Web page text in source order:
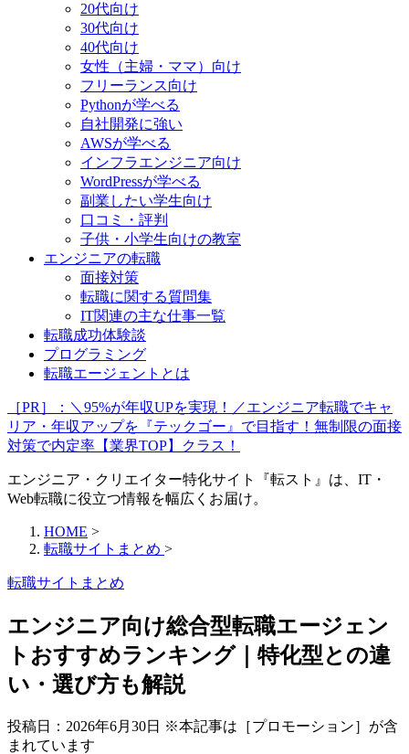
20代向け
30代向け
40代向け
女性（主婦・ママ）向け
フリーランス向け
Pythonが学べる
自社開発に強い
AWSが学べる
インフラエンジニア向け
WordPressが学べる
副業したい学生向け
口コミ・評判
子供・小学生向けの教室
エンジニアの転職
面接対策
転職に関する質問集
IT関連の主な仕事一覧
転職成功体験談
プログラミング
転職エージェントとは
［PR］：＼95%が年収UPを実現！／エンジニア転職でキャ
リア・年収アップを『テックゴー』で目指す！無制限の面接
対策で内定率【業界TOP】クラス！
エンジニア・クリエイター特化サイト『転スト』は、IT・
Web転職に役立つ情報を幅広くお届け。
HOME >
転職サイトまとめ >
転職サイトまとめ
エンジニア向け総合型転職エージェン
トおすすめランキング｜特化型との違
い・選び方も解説
投稿日： 2026年6月30日 ※本記事は［プロモーション］が含
まれています